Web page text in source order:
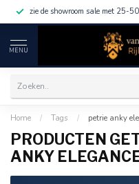
zie de showroom sale met 25-
MENU
Home / Tags / petrie anky
PRODUCTEN
ANKY